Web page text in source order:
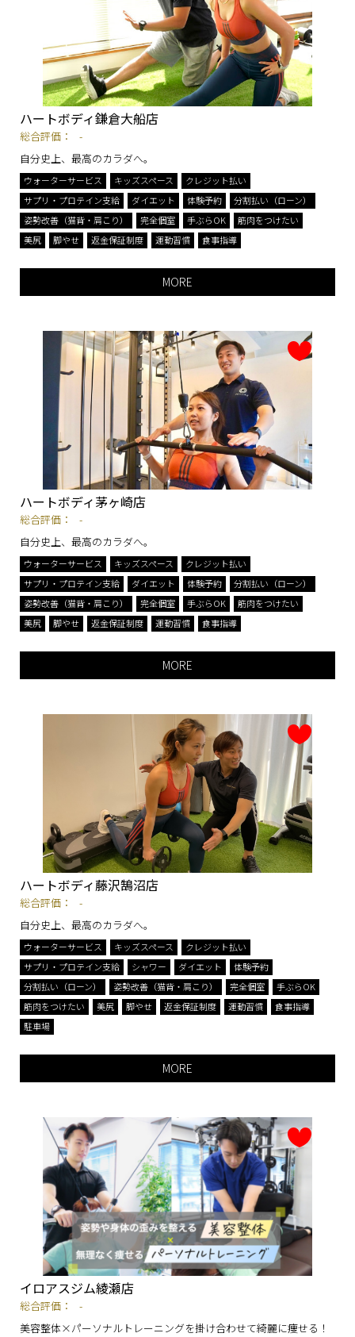
ハートボディ鎌倉大船店
総合評価：
-
自分史上、最高のカラダへ。
ウォーターサービス キッズスペース
クレジット払い
サプリ・プロテイン支給
ダイエット 体験予約
分割払い（ローン）
姿勢改善（猫背・肩こり）
完全個室 手ぶらOK
筋肉をつけたい
美尻
脚やせ 返金保証制度 運動習慣 食事指導
MORE
ハートボディ茅ヶ崎店
総合評価：
-
自分史上、最高のカラダへ。
ウォーターサービス キッズスペース
クレジット払い
サプリ・プロテイン支給
ダイエット 体験予約
分割払い（ローン）
姿勢改善（猫背・肩こり）
完全個室 手ぶらOK
筋肉をつけたい
美尻
脚やせ 返金保証制度 運動習慣 食事指導
MORE
ハートボディ藤沢鵠沼店
総合評価：
-
自分史上、最高のカラダへ。
ウォーターサービス キッズスペース
クレジット払い
サプリ・プロテイン支給
シャワー ダイエット
体験予約
分割払い（ローン）
姿勢改善（猫背・肩こり） 完全個室
手ぶらOK
筋肉をつけたい
美尻 脚やせ 返金保証制度 運動習慣
食事指導
駐車場
MORE
イロアスジム綾瀬店
総合評価：
-
美容整体×パーソナルトレーニングを掛け合わせて綺麗に痩せる！